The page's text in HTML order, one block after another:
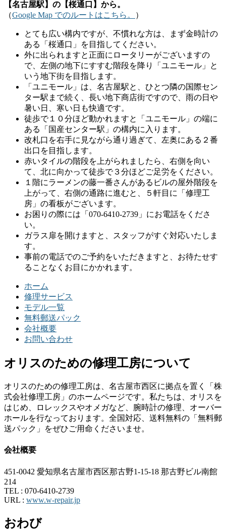
【名古屋駅】の【桜通口】から。
（Google Map でのルートはこちら。 ）
とても広い構内ですが、不慣れな方は、まず金時計の
ある「桜通口」を目指してください。
外に出られますと正面にロータリーがございますの
で、左側の地下にすすむ階段を降り「ユニモール」と
いう地下街を目指します。
「ユニモール」は、名古屋駅と、ひとつ隣の国際セン
ター駅まで続く、長い地下商店街ですので、雨の日や
暑い日、寒い日も快適です。
徒歩で１０分ほど動かれますと「ユニモール」の端に
ある「国産センター駅」の構内に入ります。
改札口を右手に見ながら通り過ぎて、左奥にある２番
出口を目指します。
赤いタイルの階段を上がられましたら、右側を向い
て、北に向かって徒歩で３分ほどご足労をください。
１階にラーメンの藤一番さんがあるビルの屋外階段を
上がって、右側の通路に進むと、５軒目に「修理工
房」の看板がございます。
お困りの際には「070-6410-2739」にお電話をくださ
い。
ガラス扉を開けますと、スタッフがすぐ対応いたしま
す。
事前の電話でのご予約をいただきますと、お待たせす
ることなくお目にかかれます。
ホーム
修理サービス
モデル一覧
無料郵送パック
会社概要
お問い合わせ
オリスのための修理工房について
オリスのための修理工房は、名古屋市西区に拠点を置く「株
式会社修理工房」のホームページです。私たちは、オリスを
はじめ、ロレックスやオメガなど、腕時計の修理、オーバー
ホールを行なっております。全国対応、送料無料の「無料郵
送パック」をぜひご用命くださいませ。
会社概要
451-0042 愛知県名古屋市西区那古野1-15-18 那古野ビル南館
214
TEL : 070-6410-2739
URL : www.w-repair.jp
おわび